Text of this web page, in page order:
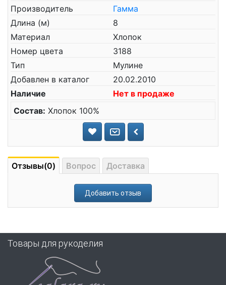
Производитель
Гамма
Длина (м)
8
Материал
Хлопок
Номер цвета
3188
Тип
Мулине
Добавлен в каталог
20.02.2010
Наличие
Нет в продаже
Состав: Хлопок 100%
Отзывы(0) Вопрос Доставка
Добавить отзыв
Товары для рукоделия